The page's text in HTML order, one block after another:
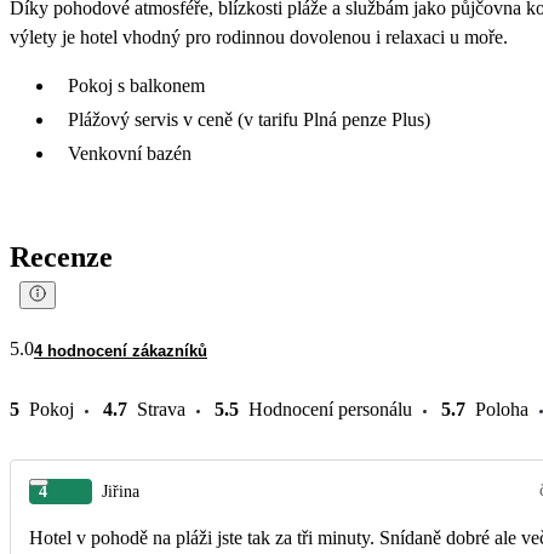
Díky pohodové atmosféře, blízkosti pláže a službám jako půjčovna
výlety je hotel vhodný pro rodinnou dovolenou i relaxaci u moře.
Pokoj s balkonem
Plážový servis v ceně (v tarifu Plná penze Plus)
Venkovní bazén
Recenze
5.04 hodnocení zákazníků
5 Pokoj 4.7 Strava 5.5 Hodnocení personálu 5.7 Poloha
4 Jiřina
Hotel v pohodě na pláži jste tak za tři minuty. Snídaně dobré ale